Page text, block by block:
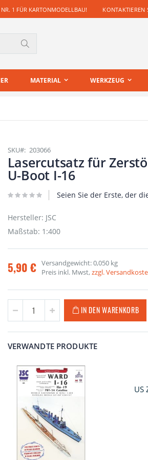
1 FÜR KARTONMODELLBAU! KONTAKTIEREN
MATERIAL WERKZEUG
Lasercutsatz für Zerstörer
SKU 203066
Lasercutsatz für
U-Boot I-16
Seien Sie der Erste, der
Hersteller: JSC
Maßstab: 1:400
5,90 € Versandgewicht: 0,050 kg
Preis inkl. Mwst,zzgl.
IN DEN WARENKORB
VERWANDTE PRODUKTE
US